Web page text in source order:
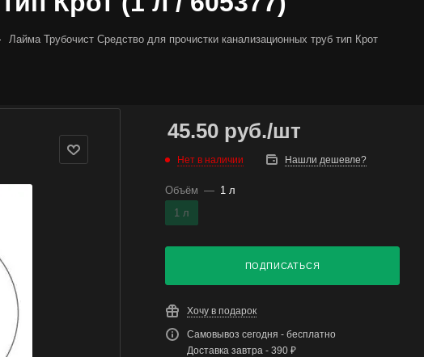
Лайма Трубочист Средство для прочистки канализационных труб тип Крот
45.50 руб./шт
Нет в наличии Нашли дешевле?
Объём — 1 л
1 л
ПОДПИСАТЬСЯ
Хочу в подарок
Самовывоз сегодня - бесплатно
Доставка завтра - 390 ₽